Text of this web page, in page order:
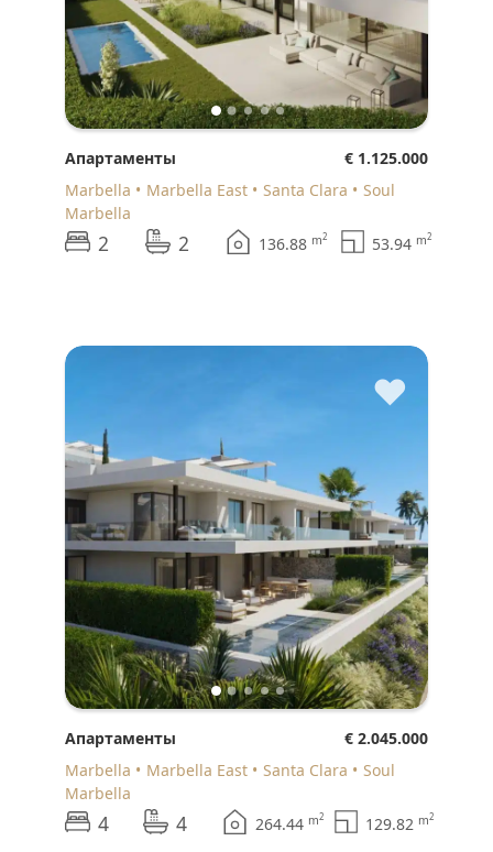
Апартаменты
€ 1.125.000
Marbella
Marbella East Santa Clara
Soul
Marbella
2 2 136.88 m2 53.94 m2
♥
Апартаменты
€ 2.045.000
Marbella
Marbella East Santa Clara
Soul
Marbella
4 4 264.44 m2 129.82 m2